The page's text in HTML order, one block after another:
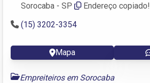
Sorocaba - SP
Endereço copiado!
(15) 3202-3354
Mapa
Empreiteiros em Sorocaba